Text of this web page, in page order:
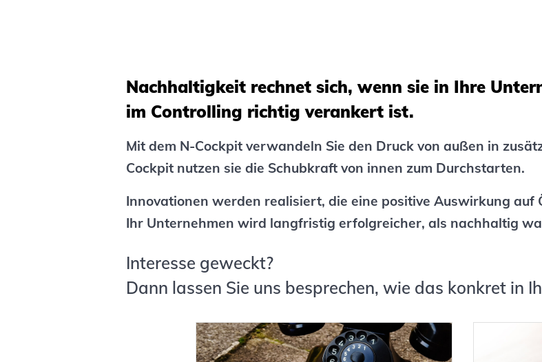
Nachhaltigkeit rechnet sich, wenn sie in Ihre
im Controlling richtig verankert ist.
Mit dem N-Cockpit verwandeln Sie den Druck von außen in
Cockpit nutzen sie die Schubkraft von innen zum Durchstarten.
Innovationen werden realisiert, die eine positive Auswirkung auf
Ihr Unternehmen wird langfristig erfolgreicher, als nachhaltig
Interesse geweckt?
Dann lassen Sie uns besprechen, wie das konkret in